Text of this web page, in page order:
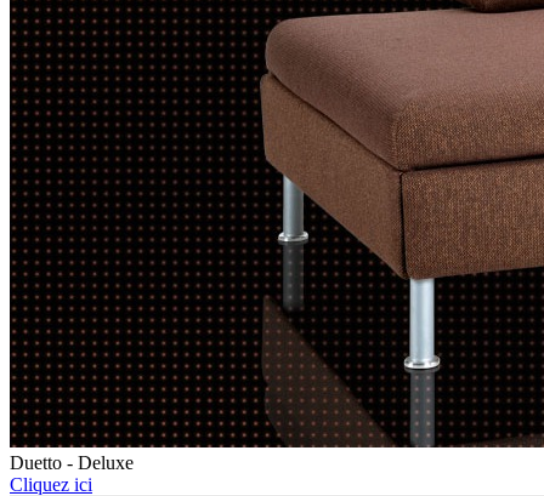
Duetto - Deluxe
Cliquez ici